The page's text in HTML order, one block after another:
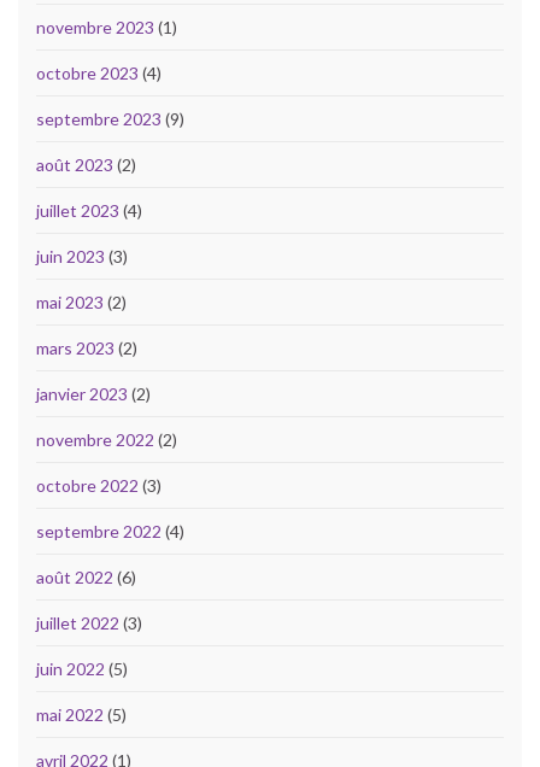
novembre 2023 (1)
octobre 2023 (4)
septembre 2023 (9)
août 2023 (2)
juillet 2023 (4)
juin 2023 (3)
mai 2023 (2)
mars 2023 (2)
janvier 2023 (2)
novembre 2022 (2)
octobre 2022 (3)
septembre 2022 (4)
août 2022 (6)
juillet 2022 (3)
juin 2022 (5)
mai 2022 (5)
avril 2022 (1)